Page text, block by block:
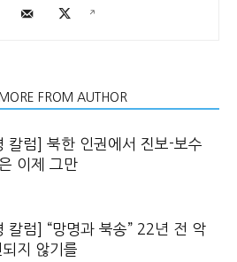
MORE FROM AUTHOR
칼럼] 북한 인권에서 진보-보수
이제 그만
칼럼] “망명과 북송” 22년 전 악
지 않기를